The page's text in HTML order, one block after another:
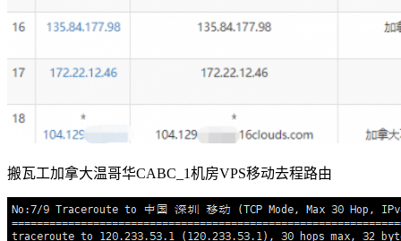
搬瓦工加拿大温哥华CABC_1机房VPS移动去程路由